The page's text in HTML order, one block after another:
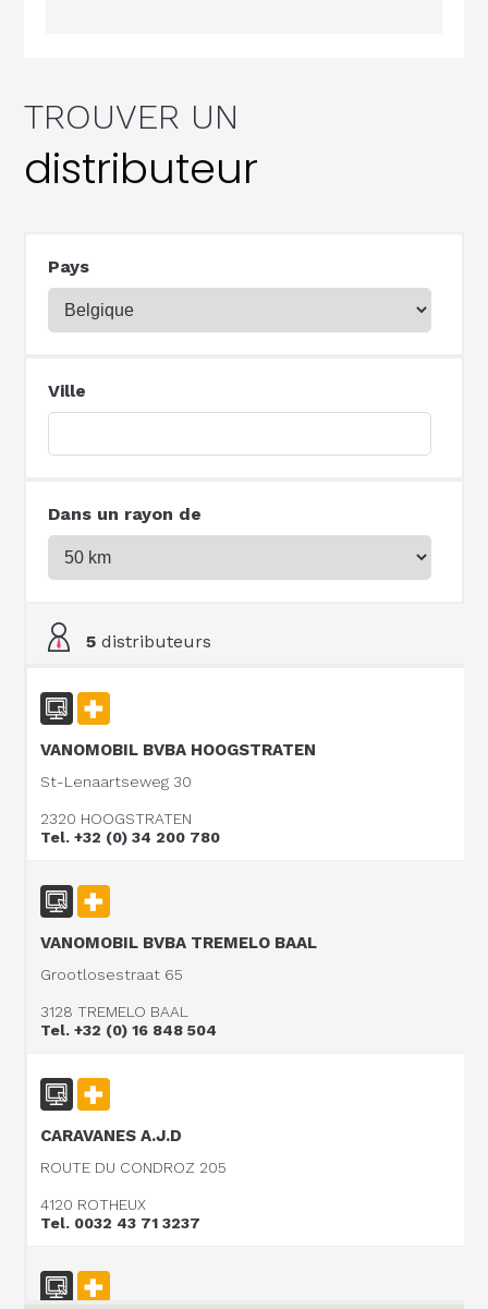
TROUVER UN
distributeur
Pays
Ville
Dans un rayon de
5 distributeurs
VANOMOBIL BVBA HOOGSTRATEN
St-Lenaartseweg 30
2320 HOOGSTRATEN
Tel. +32 (0) 34 200 780
VANOMOBIL BVBA TREMELO BAAL
Grootlosestraat 65
3128 TREMELO BAAL
Tel. +32 (0) 16 848 504
CARAVANES A.J.D
ROUTE DU CONDROZ 205
4120 ROTHEUX
Tel. 0032 43 71 3237